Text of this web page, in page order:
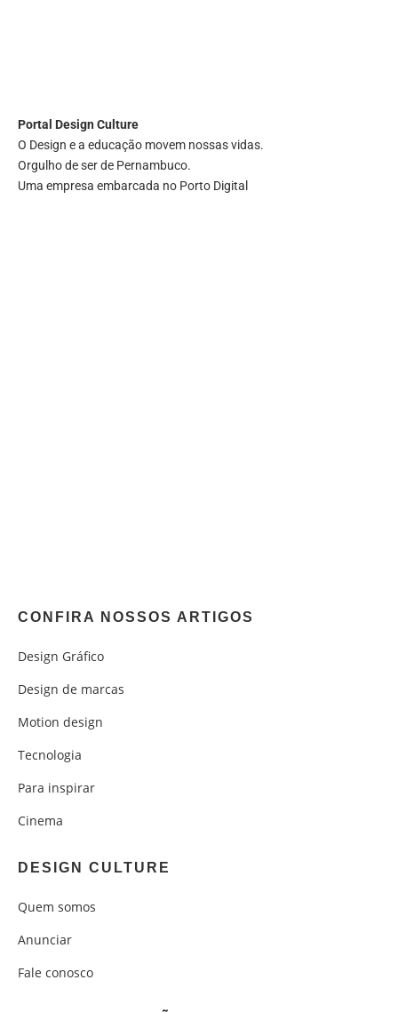
Portal Design Culture
O Design e a educação movem nossas vidas.
Orgulho de ser de Pernambuco.
Uma empresa embarcada no Porto Digital
CONFIRA NOSSOS ARTIGOS
Design Gráfico
Design de marcas
Motion design
Tecnologia
Para inspirar
Cinema
DESIGN CULTURE
Quem somos
Anunciar
Fale conosco